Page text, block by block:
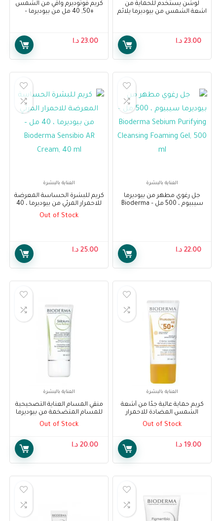
لوشن يستخدم للحماية من
اشعة الشمس من بيوديرما يلائم
Photoderm Aquafluid Tinted
23.00 د.ا
كريم فوتوديرم واقي من الشمس
+50, 40 مل من بيوديرما –
23.00 د.ا
العناية بالبشرة
جل رغوي مطهر من بيوديرما
سيبيوم ، 500 مل – Bioderma
22.00 د.ا
العناية بالبشرة
كريم للبشرة الحساسة المعرضة
للاحمرار المرئي من بيوديرما ، 40
مل – Bioderma Sensibio AR
Out of Stock
25.00 د.ا
العناية بالبشرة
كريم حماية عالية جدًا من أشعة
الشمس المضادة للاحمرار
بعامل حماية 50+ من بيوديرما –
Out of Stock
19.00 د.ا
العناية بالبشرة
منقي المسام العناية التصحيحية
للمسام المتضخمة من بيوديرما
سيبيوم 30 مل – Bioderma
Pores 30 ml
Out of Stock
20.00 د.ا